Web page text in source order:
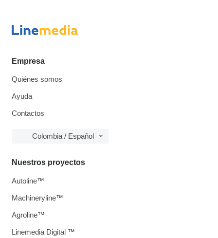
Empresa
Quiénes somos
Ayuda
Contactos
Colombia / Español
Nuestros proyectos
Autoline™
Machineryline™
Agroline™
Linemedia Digital ™